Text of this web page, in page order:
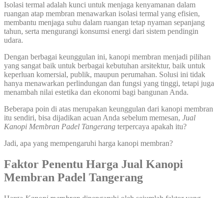
Isolasi termal adalah kunci untuk menjaga kenyamanan dalam
ruangan atap membran menawarkan isolasi termal yang efisien,
membantu menjaga suhu dalam ruangan tetap nyaman sepanjang
tahun, serta mengurangi konsumsi energi dari sistem pendingin
udara.
Dengan berbagai keunggulan ini, kanopi membran menjadi pilihan
yang sangat baik untuk berbagai kebutuhan arsitektur, baik untuk
keperluan komersial, publik, maupun perumahan. Solusi ini tidak
hanya menawarkan perlindungan dan fungsi yang tinggi, tetapi juga
menambah nilai estetika dan ekonomi bagi bangunan Anda.
Beberapa poin di atas merupakan keunggulan dari kanopi membran
itu sendiri, bisa dijadikan acuan Anda sebelum memesan, Jual
Kanopi Membran Padel Tangerang terpercaya apakah itu?
Jadi, apa yang mempengaruhi harga kanopi membran?
Faktor Penentu Harga Jual Kanopi
Membran Padel Tangerang